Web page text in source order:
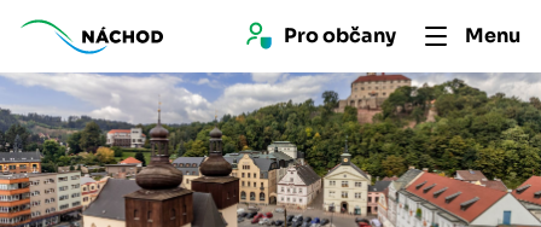
Pro občany Menu